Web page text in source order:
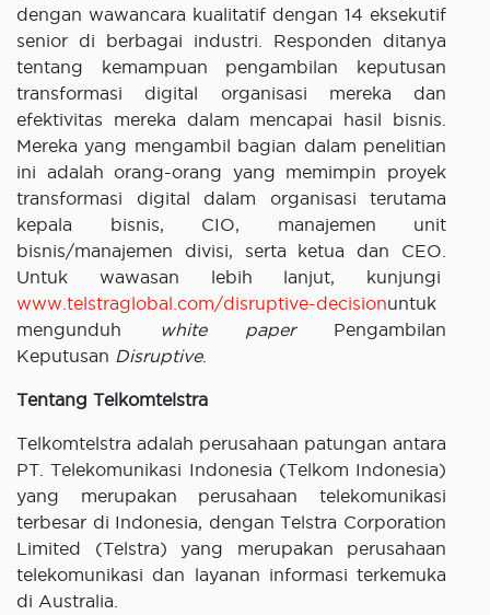
dengan wawancara kualitatif dengan 14 eksekutif
senior di berbagai industri. Responden ditanya
tentang kemampuan pengambilan keputusan
transformasi digital organisasi mereka dan
efektivitas mereka dalam mencapai hasil bisnis.
Mereka yang mengambil bagian dalam penelitian
ini adalah orang-orang yang memimpin proyek
transformasi digital dalam organisasi terutama
kepala bisnis, CIO, manajemen unit
bisnis/manajemen divisi, serta ketua dan CEO.
Untuk wawasan lebih lanjut, kunjungi
www.telstraglobal.com/disruptive-decisionuntuk
mengunduh
white paperPengambilan
Keputusan Disruptive.
Tentang Telkomtelstra
Telkomtelstra adalah perusahaan patungan antara
PT. Telekomunikasi Indonesia (Telkom Indonesia)
yang merupakan perusahaan telekomunikasi
terbesar di Indonesia, dengan Telstra Corporation
Limited (Telstra) yang merupakan perusahaan
telekomunikasi dan layanan informasi terkemuka
di Australia.